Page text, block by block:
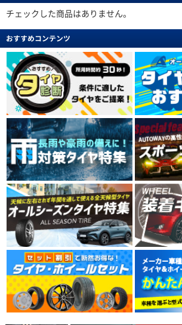
チェックした商品はありません。
おすすめコンテンツ